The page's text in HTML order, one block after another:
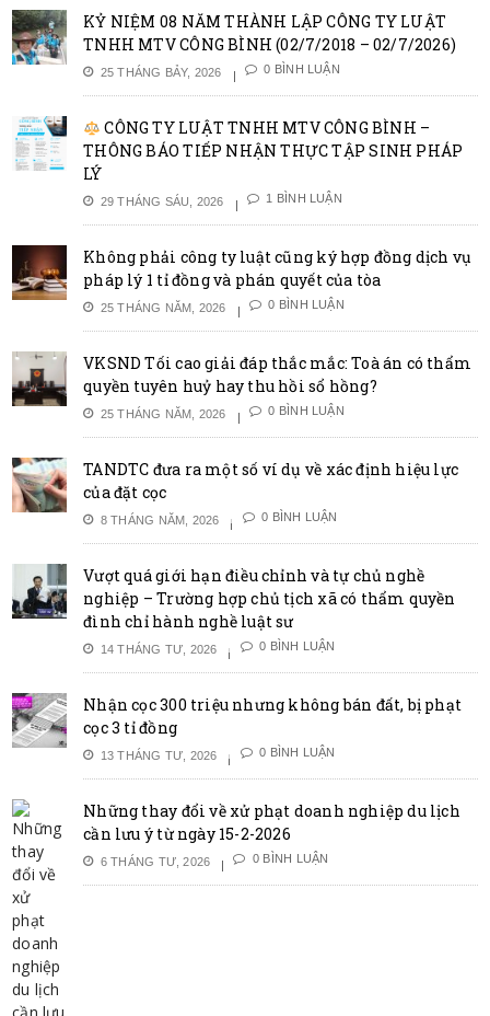
KỶ NIỆM 08 NĂM THÀNH LẬP CÔNG TY LUẬT
TNHH MTV CÔNG BÌNH (02/7/2018 – 02/7/2026)
25 THÁNG BẢY, 2026 0 BÌNH LUẬN
CÔNG TY LUẬT TNHH MTV CÔNG BÌNH –
THÔNG BÁO TIẾP NHẬN THỰC TẬP SINH PHÁP
LÝ
29 THÁNG SÁU, 2026 1 BÌNH LUẬN
Không phải công ty luật cũng ký hợp đồng dịch vụ
pháp lý 1 tỉ đồng và phán quyết của tòa
25 THÁNG NĂM, 2026 0 BÌNH LUẬN
VKSND Tối cao giải đáp thắc mắc: Toà án có thẩm
quyền tuyên huỷ hay thu hồi sổ hồng?
25 THÁNG NĂM, 2026 0 BÌNH LUẬN
TANDTC đưa ra một số ví dụ về xác định hiệu lực
của đặt cọc
8 THÁNG NĂM, 2026 0 BÌNH LUẬN
Vượt quá giới hạn điều chỉnh và tự chủ nghề
nghiệp – Trường hợp chủ tịch xã có thẩm quyền
đình chỉ hành nghề luật sư
14 THÁNG TƯ, 2026 0 BÌNH LUẬN
Nhận cọc 300 triệu nhưng không bán đất, bị phạt
cọc 3 tỉ đồng
13 THÁNG TƯ, 2026 0 BÌNH LUẬN
Những thay đổi về xử phạt doanh nghiệp du lịch
cần lưu ý từ ngày 15-2-2026
6 THÁNG TƯ, 2026 0 BÌNH LUẬN